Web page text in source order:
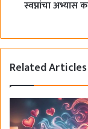
स्वप्नांचा अभ्यास
Related Articles